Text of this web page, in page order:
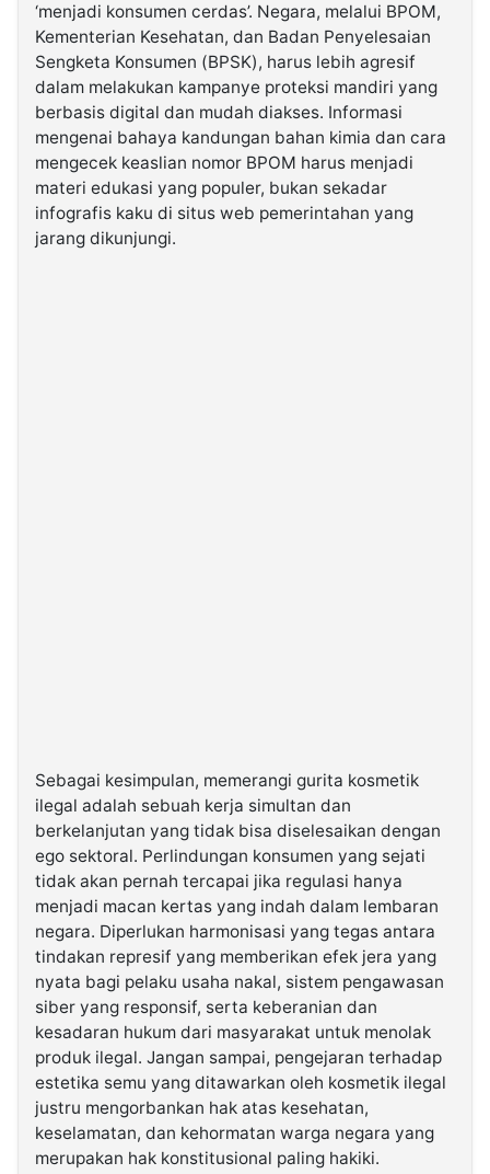
‘menjadi konsumen cerdas’. Negara, melalui BPOM,
Kementerian Kesehatan, dan Badan Penyelesaian
Sengketa Konsumen (BPSK), harus lebih agresif
dalam melakukan kampanye proteksi mandiri yang
berbasis digital dan mudah diakses. Informasi
mengenai bahaya kandungan bahan kimia dan cara
mengecek keaslian nomor BPOM harus menjadi
materi edukasi yang populer, bukan sekadar
infografis kaku di situs web pemerintahan yang
jarang dikunjungi.
Sebagai kesimpulan, memerangi gurita kosmetik
ilegal adalah sebuah kerja simultan dan
berkelanjutan yang tidak bisa diselesaikan dengan
ego sektoral. Perlindungan konsumen yang sejati
tidak akan pernah tercapai jika regulasi hanya
menjadi macan kertas yang indah dalam lembaran
negara. Diperlukan harmonisasi yang tegas antara
tindakan represif yang memberikan efek jera yang
nyata bagi pelaku usaha nakal, sistem pengawasan
siber yang responsif, serta keberanian dan
kesadaran hukum dari masyarakat untuk menolak
produk ilegal. Jangan sampai, pengejaran terhadap
estetika semu yang ditawarkan oleh kosmetik ilegal
justru mengorbankan hak atas kesehatan,
keselamatan, dan kehormatan warga negara yang
merupakan hak konstitusional paling hakiki.